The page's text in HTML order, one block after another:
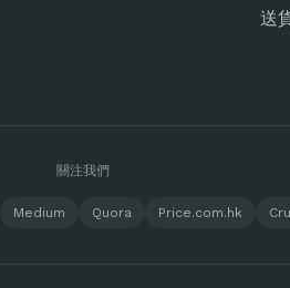
送
關注我們
Medium Quora Price.com.hk